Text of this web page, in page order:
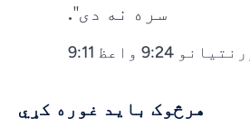
سره نه دی".
هرڅوک باید غوره کړي